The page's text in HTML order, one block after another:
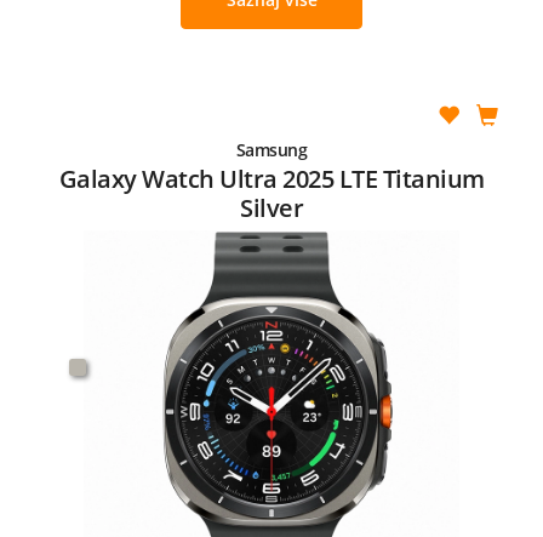
Samsung
Galaxy Watch Ultra 2025 LTE Titanium
Silver